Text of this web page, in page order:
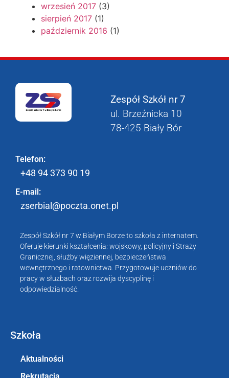
wrzesień 2017 (3)
sierpień 2017 (1)
październik 2016 (1)
Zespół Szkół nr 7
ul. Brzeźnicka 10
78-425 Biały Bór
Telefon:
+48 94 373 90 19
E-mail:
zserbial@poczta.onet.pl
Zespół Szkół nr 7 w Białym Borzeto szkoła z internatem.
Oferuje kierunki kształcenia: wojskowy, policyjny i Straży
Granicznej, służby więziennej, bezpieczeństwa
wewnętrznego i ratownictwa. Przygotowuje uczniów do
pracy w służbach oraz rozwija dyscyplinę i
odpowiedzialność.
Szkoła
Aktualności